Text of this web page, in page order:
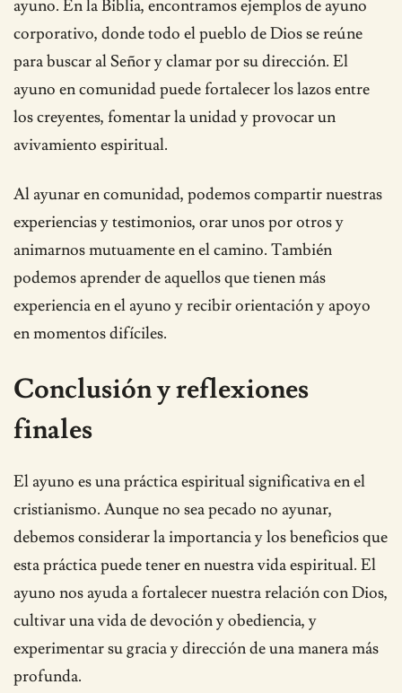
ayuno. En la Biblia, encontramos ejemplos de ayuno
corporativo, donde todo el pueblo de Dios se reúne
para buscar al Señor y clamar por su dirección. El
ayuno en comunidad puede fortalecer los lazos entre
los creyentes, fomentar la unidad y provocar un
avivamiento espiritual.
Al ayunar en comunidad, podemos compartir nuestras
experiencias y testimonios, orar unos por otros y
animarnos mutuamente en el camino. También
podemos aprender de aquellos que tienen más
experiencia en el ayuno y recibir orientación y apoyo
en momentos difíciles.
Conclusión y reflexiones
finales
El ayuno es una práctica espiritual significativa en el
cristianismo. Aunque no sea pecado no ayunar,
debemos considerar la importancia y los beneficios que
esta práctica puede tener en nuestra vida espiritual. El
ayuno nos ayuda a fortalecer nuestra relación con Dios,
cultivar una vida de devoción y obediencia, y
experimentar su gracia y dirección de una manera más
profunda.